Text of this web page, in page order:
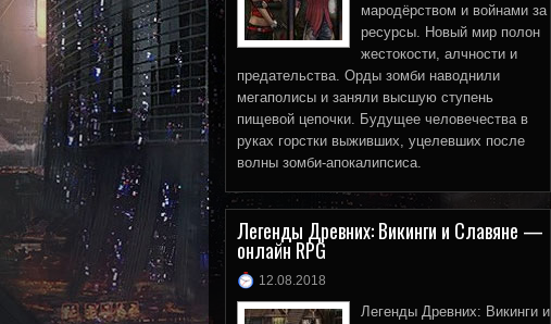
мародёрством и войнами за
ресурсы. Новый мир полон
жестокости, алчности и
предательства. Орды зомби наводнили
мегаполисы и заняли высшую ступень
пищевой цепочки. Будущее человечества в
руках горстки выживших, уцелевших после
волны зомби-апокалипсиса.
Читать далее
Легенды Древних: Викинги и Славяне —
онлайн RPG
12.08.2018
Легенды Древних: Викинги и